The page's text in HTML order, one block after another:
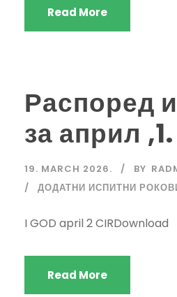
Read More
Распоред
за април
19. MARCH 2026. BY
ДОДАТНИ ИСПИТНИ
I GOD april 2 CIRDownload
Read More